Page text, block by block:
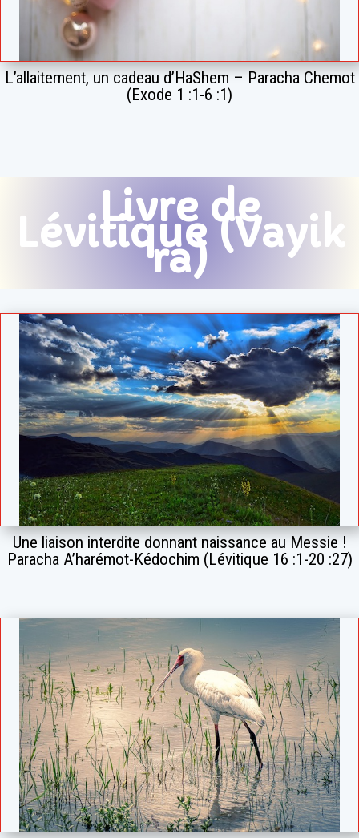
L’allaitement, un cadeau d’HaShem – Paracha Chemot
(Exode 1 :1-6 :1)
Livre de
Lévitique (Vayik
ra)
Une liaison interdite donnant naissance au Messie !
Paracha A’harémot-Kédochim (Lévitique 16 :1-20 :27)